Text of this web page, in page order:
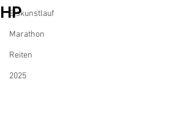
Eiskunstlauf
Marathon
Reiten
2025
HP